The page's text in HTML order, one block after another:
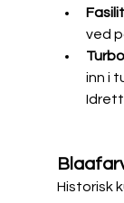
ved
inn i
Historisk